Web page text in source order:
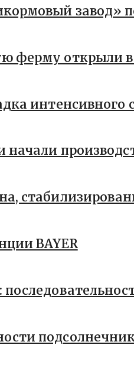
завод»
ферму открыли
начали
BAYER